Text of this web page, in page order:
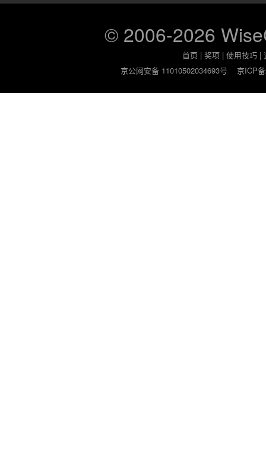
© 2006-2026
首页 |奖项 |使用技巧 |
京公网安备 11010502034693号
京ICP